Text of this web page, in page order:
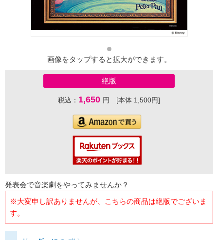
画像をタップすると拡大ができます。
絶版
税込： 1,650 円 [本体 1,500円]
発表会で音楽劇をやってみませんか？
※大変申し訳ありませんが、こちらの商品は絶版でございま
す。